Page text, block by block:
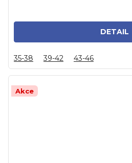
DETAIL
35-38 39-42 43-46
Akce